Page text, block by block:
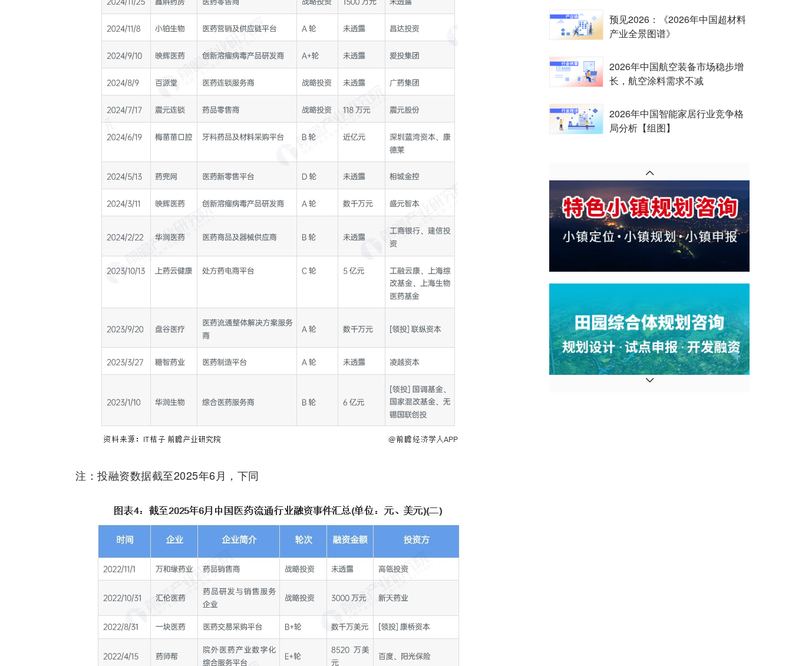
注：投融资数据截至2025年6月，下同
预见2026：《2026年中国超材料
产业全景图谱》
2026年中国航空装备市场稳步增
长，航空涂料需求不减
2026年中国智能家居行业竞争格
局分析【组图】